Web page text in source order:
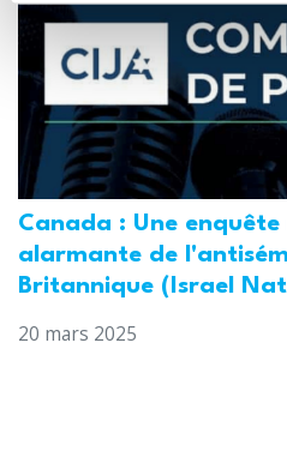
Canada : Une enquête
alarmante de
Britannique (Israel
20 mars 2025